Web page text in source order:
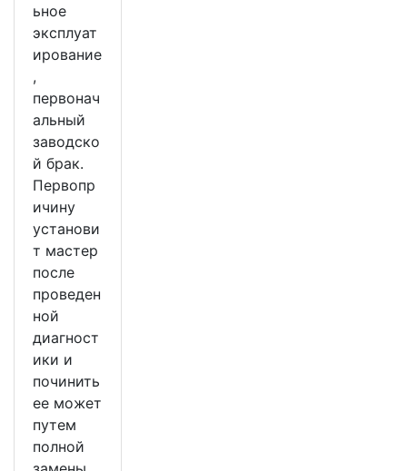
ьное
эксплуат
ирование
,
первонач
альный
заводско
й брак.
Первопр
ичину
установи
т мастер
после
проведен
ной
диагност
ики и
починить
ее может
путем
полной